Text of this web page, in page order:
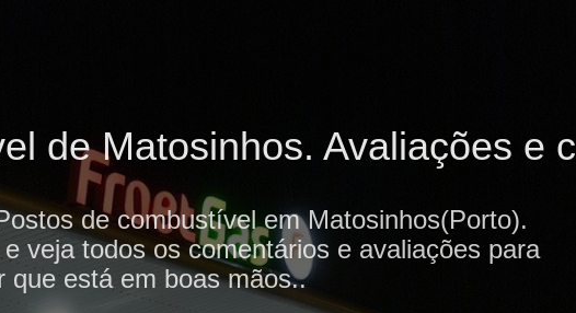
de Matosinhos. Avaliações e
de combustível em Matosinhos(Porto).
veja todos os comentários e avaliações para
que está em boas mãos..